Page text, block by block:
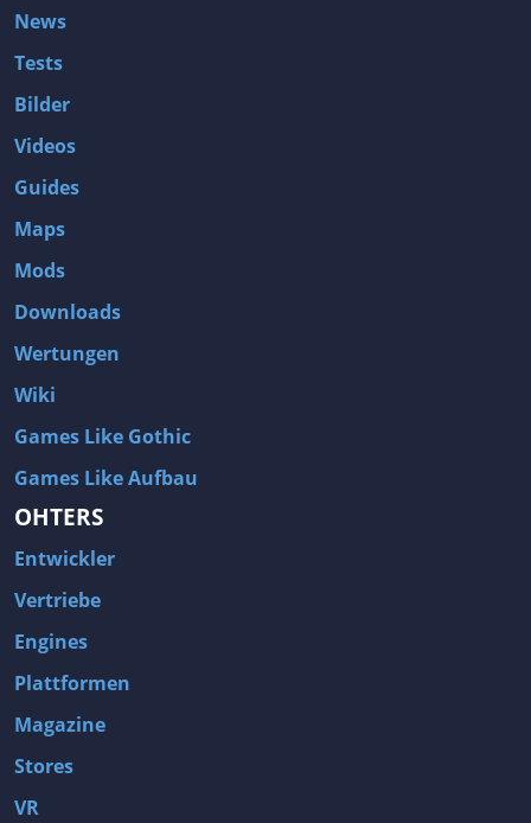
News
Tests
Bilder
Videos
Guides
Maps
Mods
Downloads
Wertungen
Wiki
Games Like Gothic
Games Like Aufbau
OHTERS
Entwickler
Vertriebe
Engines
Plattformen
Magazine
Stores
VR